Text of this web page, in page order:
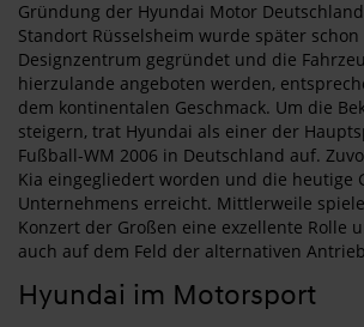
Gründung der Hyundai Motor
Standort Rüsselsheim wurde später
Designzentrum gegründet und die
hierzulande angeboten werden,
dem kontinentalen Geschmack. Um die
steigern, trat Hyundai als einer der
Fußball-WM 2006 in Deutschland auf.
Kia eingegliedert worden und die heutige
Unternehmens erreicht. Mittlerweile
Konzert der Großen eine exzellente Rolle
auch auf dem Feld der alternativen
Hyundai im Motorsport